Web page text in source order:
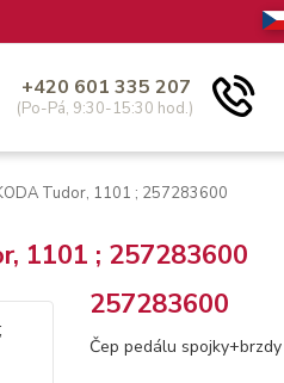
+420 601 335 207
(Po-Pá, 9:30-15:30 hod.)
Tudor, 1101 ; 257283600
1101 ; 257283600
257283600
Čep pedálu